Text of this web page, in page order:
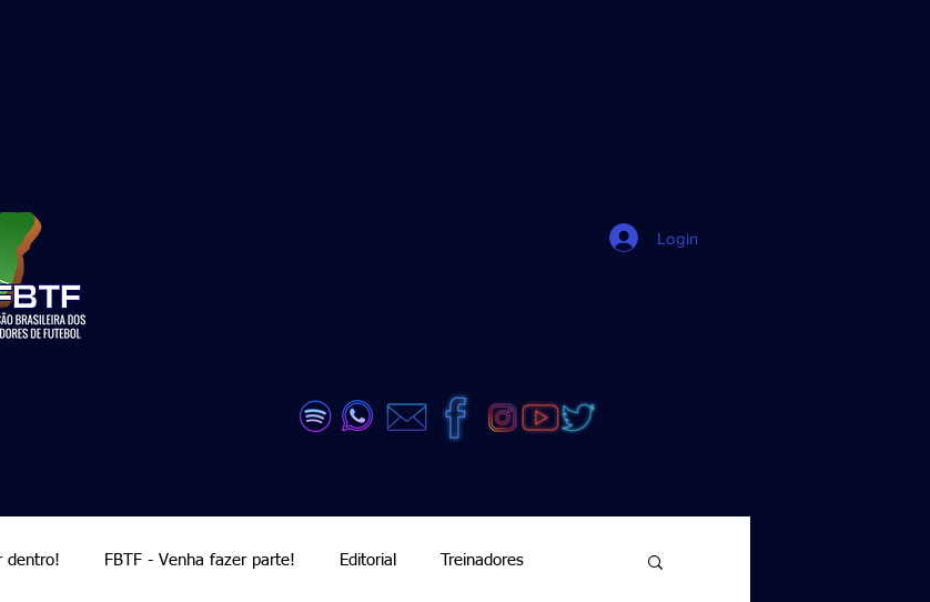
Login
dentro! FBTF - Venha fazer parte! Editorial Treinadores